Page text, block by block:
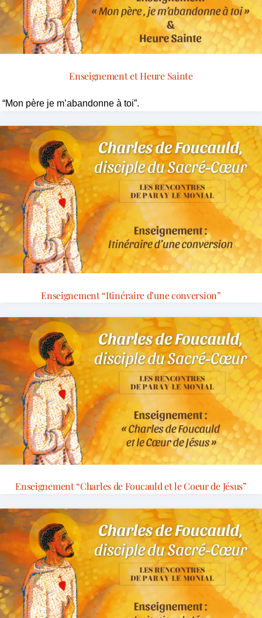
Enseignement et Heure Sainte
“Mon père je m’abandonne à toi”.
Enseignement “Itinéraire d’une conversion”
Enseignement “Charles de Foucauld et le Coeur de Jésus”